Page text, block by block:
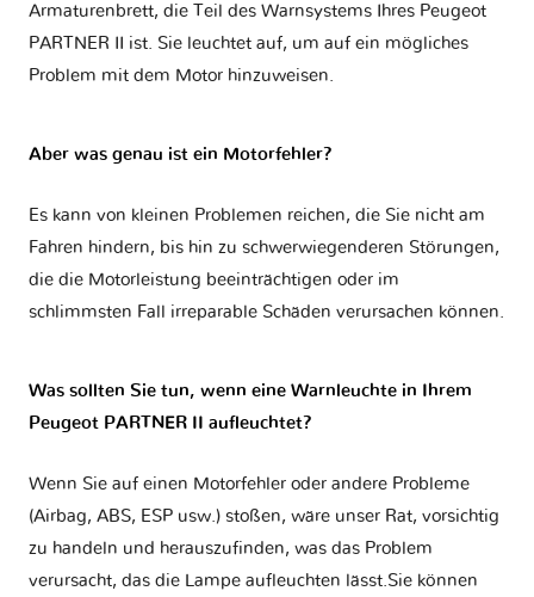
Armaturenbrett, die Teil des Warnsystems Ihres Peugeot
PARTNER II
ist. Sie leuchtet auf, um auf ein mögliches
Problem mit dem Motor hinzuweisen.
Aber was genau ist ein Motorfehler?
Es kann von kleinen Problemen reichen, die Sie nicht am
Fahren hindern, bis hin zu schwerwiegenderen Störungen,
die die Motorleistung beeinträchtigen oder im
schlimmsten Fall irreparable Schäden verursachen können.
Was sollten Sie tun, wenn eine Warnleuchte in Ihrem
Peugeot PARTNER II aufleuchtet?
Wenn Sie auf einen Motorfehler oder andere Probleme
(Airbag, ABS, ESP usw.) stoßen, wäre unser Rat, vorsichtig
zu handeln und herauszufinden, was das Problem
verursacht, das die Lampe aufleuchten lässt.Sie können